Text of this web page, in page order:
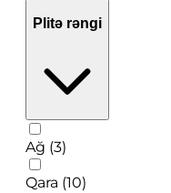
Plitə rəngi
Ağ (3)
Qara (10)